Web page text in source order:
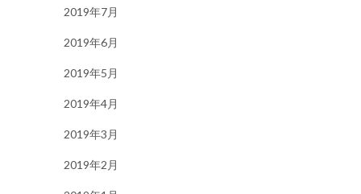
2019年7月
2019年6月
2019年5月
2019年4月
2019年3月
2019年2月